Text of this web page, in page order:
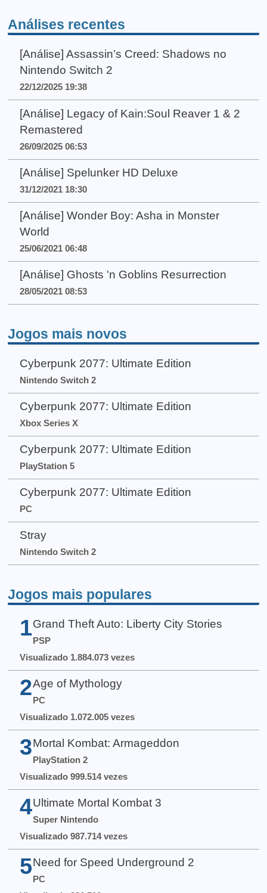
Análises recentes
[Análise] Assassin’s Creed: Shadows no
Nintendo Switch 2
22/12/2025 19:38
[Análise] Legacy of Kain:Soul Reaver 1 & 2
Remastered
26/09/2025 06:53
[Análise] Spelunker HD Deluxe
31/12/2021 18:30
[Análise] Wonder Boy: Asha in Monster
World
25/06/2021 06:48
[Análise] Ghosts 'n Goblins Resurrection
28/05/2021 08:53
Jogos mais novos
Cyberpunk 2077: Ultimate Edition
Nintendo Switch 2
Cyberpunk 2077: Ultimate Edition
Xbox Series X
Cyberpunk 2077: Ultimate Edition
PlayStation 5
Cyberpunk 2077: Ultimate Edition
PC
Stray
Nintendo Switch 2
Jogos mais populares
1 Grand Theft Auto: Liberty City Stories
PSP
Visualizado 1.884.073 vezes
2 Age of Mythology
PC
Visualizado 1.072.005 vezes
3 Mortal Kombat: Armageddon
PlayStation 2
Visualizado 999.514 vezes
4 Ultimate Mortal Kombat 3
Super Nintendo
Visualizado 987.714 vezes
5 Need for Speed Underground 2
PC